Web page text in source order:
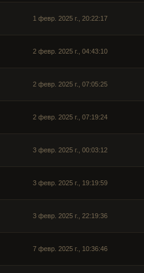
1 февр. 2025 г., 20:22:17
2 февр. 2025 г., 04:43:10
2 февр. 2025 г., 07:05:25
2 февр. 2025 г., 07:19:24
3 февр. 2025 г., 00:03:12
3 февр. 2025 г., 19:19:59
3 февр. 2025 г., 22:19:36
7 февр. 2025 г., 10:36:46